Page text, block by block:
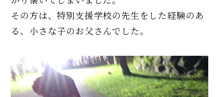
その方は、特別支援学校の先生をした経験のあ
る、小さな子のお父さんでした。